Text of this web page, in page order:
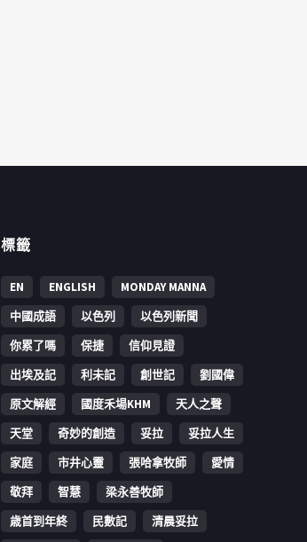
標籤
EN ENGLISH
MONDAY MANNA
中國成語
以色列
以色列新聞
你累了嗎
保捷
信仰見證
出埃及記
利未記 創世記
劉國偉
原文解經
國度禾場KHM
天人之聲
天堂
奇妙的創造 妥拉
妥拉人生
家庭
市井心靈 張哈拿牧師
愛情
敬拜
智慧
梁永善牧師
歳首到年終
民數記 清晨妥拉